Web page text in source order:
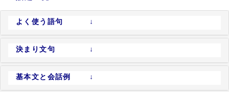
よく使う語句 ↓
決まり文句 ↓
基本文と会話例 ↓